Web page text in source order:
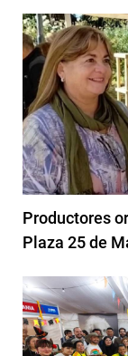
Productores
Plaza 25 de